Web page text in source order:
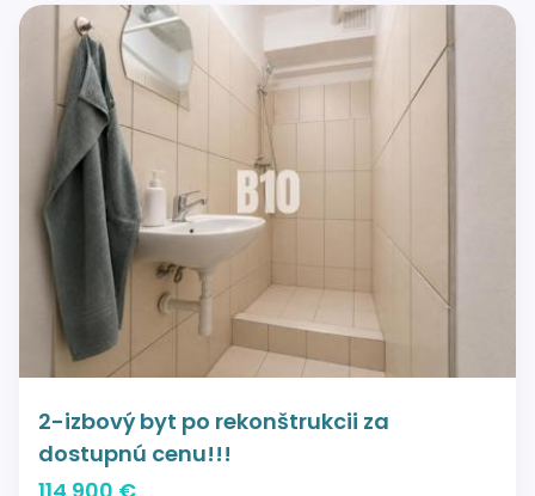
2-izbový byt po rekonštrukcii za
dostupnú cenu!!!